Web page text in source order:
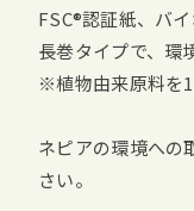
FSC 認証紙、バ
長巻タイプで、環
※植物由来原料を
ネピアの環境への
さい。